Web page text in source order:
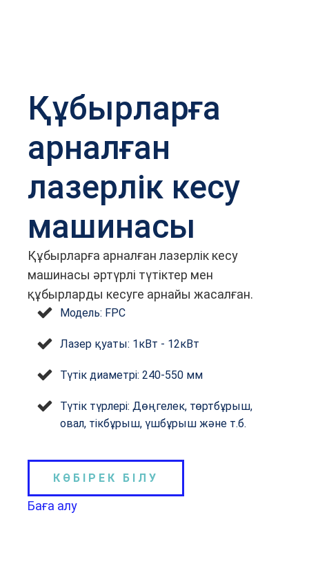
Құбырларға
арналған
лазерлік кесу
машинасы
Құбырларға арналған лазерлік кесу
машинасы әртүрлі түтіктер мен
құбырларды кесуге арнайы жасалған.
Модель: FPC
Лазер қуаты: 1кВт - 12кВт
Түтік диаметрі: 240-550 мм
Түтік түрлері: Дөңгелек, төртбұрыш,
овал, тікбұрыш, үшбұрыш және т.б.
КӨБІРЕК БІЛУ
Баға алу